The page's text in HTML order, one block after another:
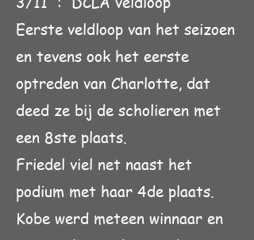
Eerste veldloop van het seizoen
en tevens ook het eerste
optreden van Charlotte, dat
deed ze bij de scholieren met
een 8ste plaats.
Friedel viel net naast het
podium met haar 4de plaats.
Kobe werd meteen winnaar en